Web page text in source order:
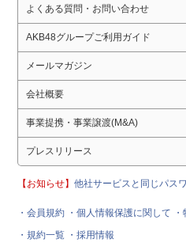
よくある質問・お問い合わせ
AKB48グループご利用ガイド
メールマガジン
会社概要
事業提携・事業譲渡(M&A)
プレスリリース
【お知らせ】他社サービスと同じパス
・会員規約 ・個人情報保護に関して
・規約一覧 ・採用情報